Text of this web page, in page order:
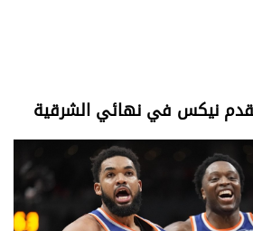
تقدم نيكس في نهائي الشرقية